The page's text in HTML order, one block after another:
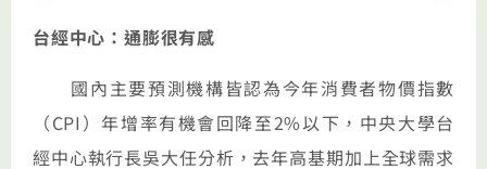
台經中心：通膨很有感
國內主要預測機構皆認為今年消費者物價指數
（CPI）年增率有機會回降至2%以下，中央大學台
經中心執行長吳大任分析，去年高基期加上全球需求